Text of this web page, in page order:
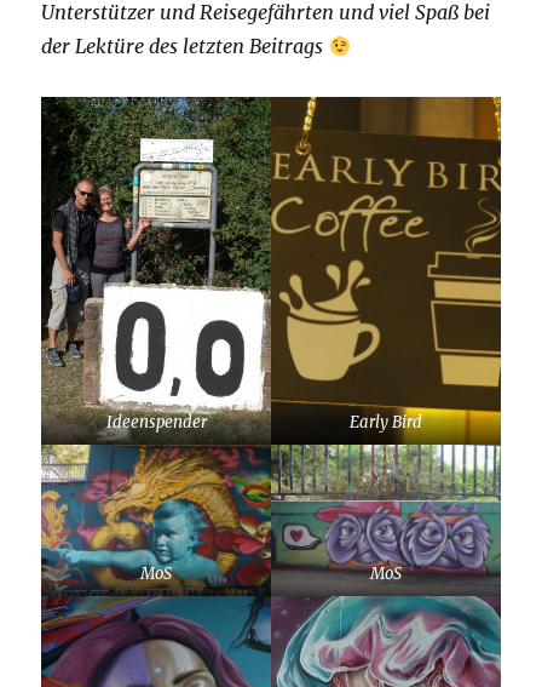
Unterstützer und Reisegefährten und viel Spaß bei
der Lektüre des letzten Beitrags
Ideenspender Early Bird
MoS MoS